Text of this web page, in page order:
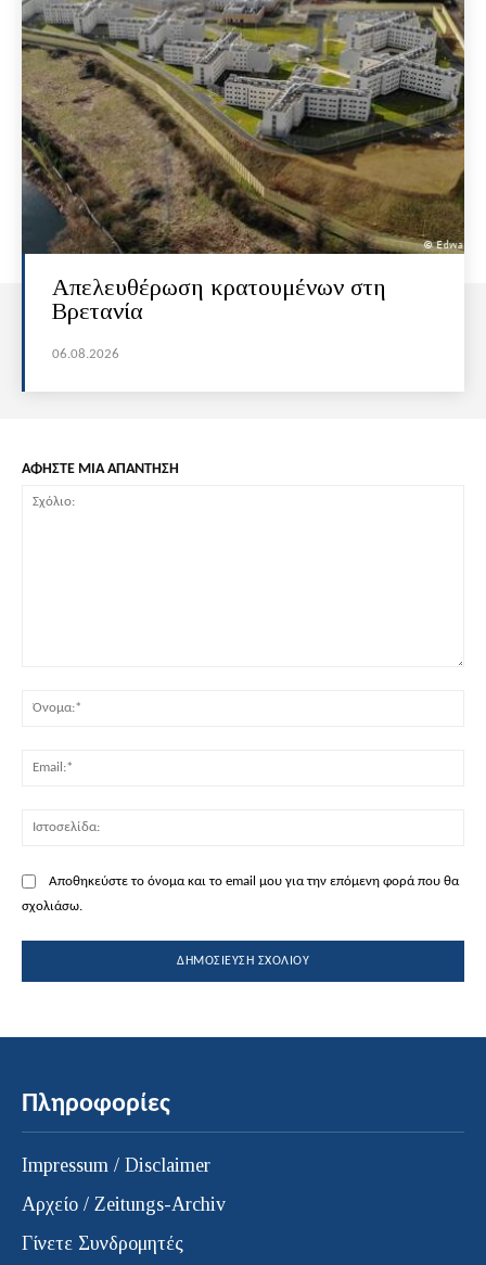
Απελευθέρωση κρατουμένων στη
Βρετανία
06.08.2026
ΑΦΗΣΤΕ ΜΙΑ ΑΠΑΝΤΗΣΗ
Αποθηκεύστε το όνομα και το email μου για την επόμενη φορά που θα
σχολιάσω.
Πληροφορίες
Impressum / Disclaimer
Αρχείο / Zeitungs-Archiv
Γίνετε Συνδρομητές